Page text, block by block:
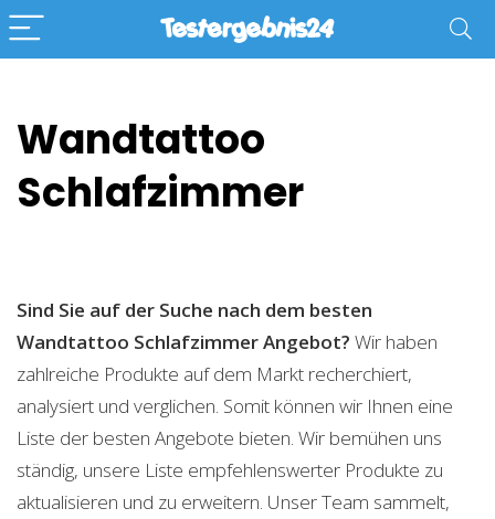
Wandtattoo
Schlafzimmer
Sind Sie auf der Suche nach dem besten
Wandtattoo SchlafzimmerAngebot? Wir haben
zahlreiche Produkte auf dem Markt recherchiert,
analysiert und verglichen. Somit können wir Ihnen eine
Liste der besten Angebote bieten. Wir bemühen uns
ständig, unsere Liste empfehlenswerter Produkte zu
aktualisieren und zu erweitern. Unser Team sammelt,